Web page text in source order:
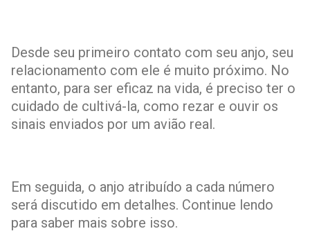
Desde seu primeiro contato com seu anjo, seu
relacionamento com ele é muito próximo. No
entanto, para ser eficaz na vida, é preciso ter o
cuidado de cultivá-la, como rezar e ouvir os
sinais enviados por um avião real.
Em seguida, o anjo atribuído a cada número
será discutido em detalhes. Continue lendo
para saber mais sobre isso.